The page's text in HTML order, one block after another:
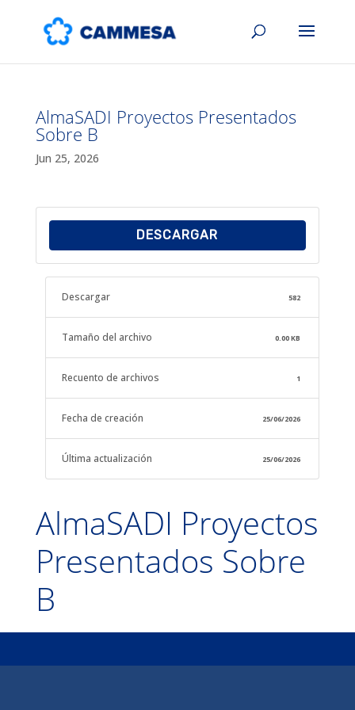
AlmaSADI Proyectos Presentados
Sobre B
Jun 25, 2026
DESCARGAR
Descargar 582
Tamaño del archivo 0.00 KB
Recuento de archivos 1
Fecha de creación 25/06/2026
Última actualización 25/06/2026
AlmaSADI Proyectos
Presentados Sobre
B